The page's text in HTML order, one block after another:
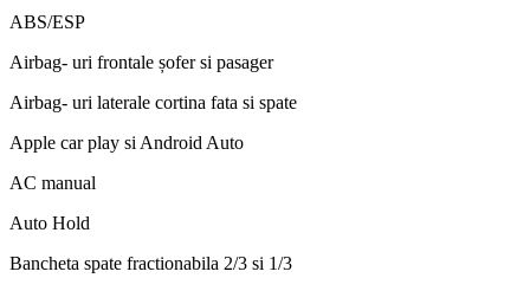
ABS/ESP
Airbag- uri frontale șofer si pasager
Airbag- uri laterale cortina fata si spate
Apple car play si Android Auto
AC manual
Auto Hold
Bancheta spate fractionabila 2/3 si 1/3